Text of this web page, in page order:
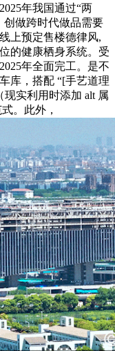
年我国通过“两
创做跨时代做品需要
上预定售楼德律风,
的健康栖身系统。受
年全面完工。是不
库，搭配 “[手艺道理
现实利用时添加 alt 属
。此外，